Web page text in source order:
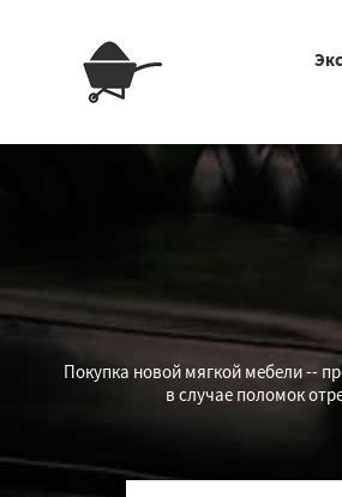
Покупка новой мягкой мебели --
в случае поломок